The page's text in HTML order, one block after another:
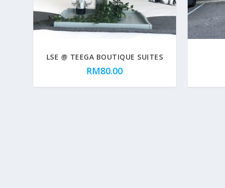
LSE @ TEEGA BOUTIQUE SUITES
RM80.00